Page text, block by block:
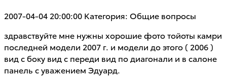
2007-04-04 20:00:00 Категория: Общие вопросы
здравствуйте мне нужны хорошие фото тойоты камри
последней модели 2007 г. и модели до этого ( 2006 )
вид с боку вид с переди вид по диагонали и в салоне
панель с уважением Эдуард.